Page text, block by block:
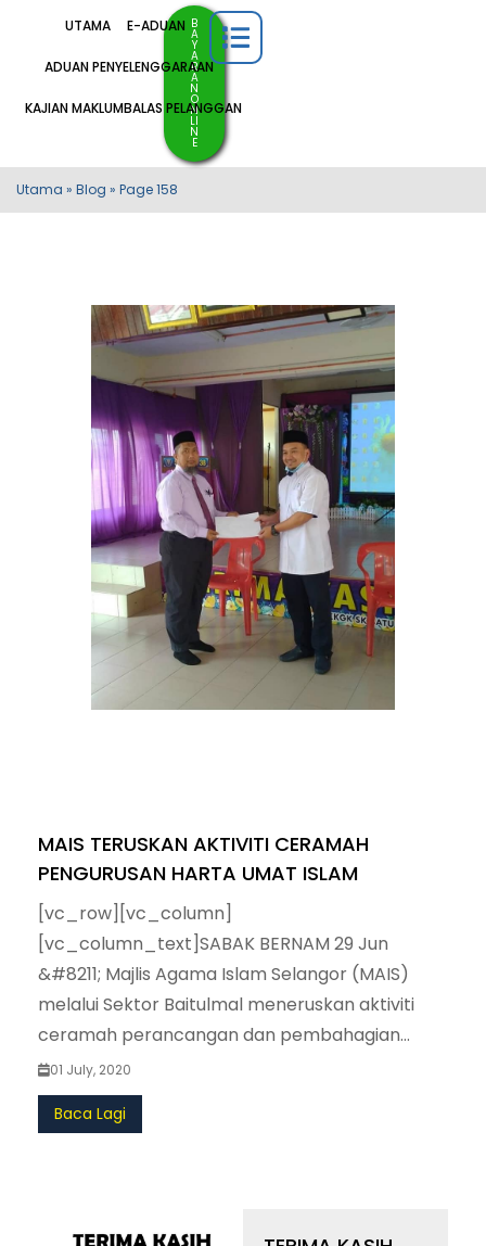
UTAMA E-ADUAN
ADUAN PENYELENGGARAAN
KAJIAN MAKLUMBALAS PELANGGAN
B
A
Y
A
R
A
N
O
N
LI
N
E
Utama » Blog » Page 158
MAIS TERUSKAN AKTIVITI CERAMAH
PENGURUSAN HARTA UMAT ISLAM
[vc_row][vc_column]
[vc_column_text]SABAK BERNAM 29 Jun
&#8211; Majlis Agama Islam Selangor (MAIS)
melalui Sektor Baitulmal meneruskan aktiviti
ceramah perancangan dan pembahagian
harta orang Islam yang meliputi pengurusan
wasiat, hibah dan harta pusaka kepada guru-
guru di Sekolah Kebangsaan Batu 38.
01 July, 2020
Baca Lagi